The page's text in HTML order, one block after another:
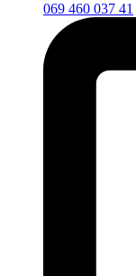
069 460 037 41